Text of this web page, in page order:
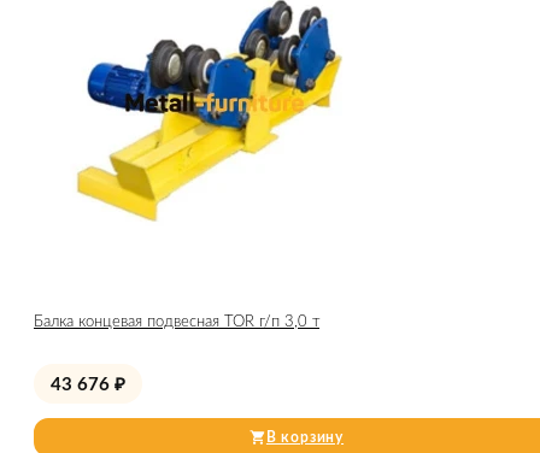
Балка концевая подвесная TOR г/п 3,0 т
43 676 ₽
В корзину